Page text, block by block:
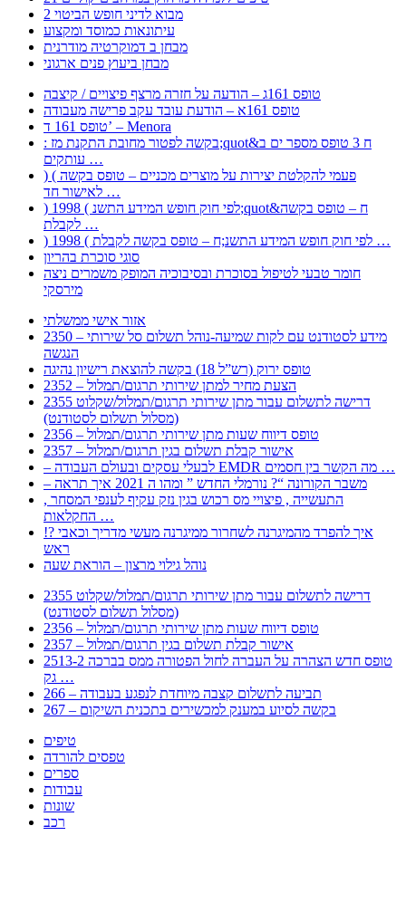
מבוא לדיני חופש הביטוי 2
עיתונאות כמוסד ומקצוע
מבחן ב דמוקרטיה מודרנית
מבחן ביעוץ פנים ארגוני
טופס 161ג – הודעה על חזרה מרצף פיצויים / קיצבה
טופס 161א – הודעת עובד עקב פרישה מעבודה
טופס 161 ד’ – Menora
: בקשה לפטור מחובת התקנת מז;quot&ח 3 טופס מספר ים ב
עותקים …
) ( פעמי להקלטת יצירות על מוצרים מכניים – טופס בקשה
לאישור חד …
) 1998 ( לפי חוק חופש המידע התשנ;quot&ח – טופס בקשה
לקבלת …
) 1998 ( לפי חוק חופש המידע התשנ;ח – טופס בקשה לקבלת …
סוגי סוכרת בהריון
חומר טבעי לטיפול בסוכרת ובסיבוכיה המופק משמרים ניצה
מירסקי
אזור אישי ממשלתי
2350 – מידע לסטודנט עם לקות שמיעה-נוהל תשלום סל שירותי
הנגשה
טופס ירוק (רש”ל 18) בקשה להוצאת רישיון נהיגה
2352 – הצעת מחיר למתן שירותי תרגום/תמלול
2355 דרישה לתשלום עבור מתן שירותי תרגום/תמלול/שקלוט
(מסלול תשלום לסטודנט)
2356 – טופס דיווח שעות מתן שירותי תרגום/תמלול
2357 – אישור קבלת תשלום בגין תרגום/תמלול
– לבעלי עסקים ובעולם העבודה EMDR מה הקשר בין חסמים …
– משבר הקורונה “? נורמלי החדש ” ומהו ה 2021 איך תראה
, התעשייה , פיצויי מס רכוש בגין נזק עקיף לענפי המסחר
החקלאות …
!? איך להפרד מהמיגרנה לשחרור ממיגרנה מעשי מדריך וכאבי
ראש
נוהל גילוי מרצון – הוראת שעה
2355 דרישה לתשלום עבור מתן שירותי תרגום/תמלול/שקלוט
(מסלול תשלום לסטודנט)
2356 – טופס דיווח שעות מתן שירותי תרגום/תמלול
2357 – אישור קבלת תשלום בגין תרגום/תמלול
2513-2 טופס חדש הצהרה על העברה לחול הפטורה ממס בברכה
גק …
266 – תביעה לתשלום קצבה מיוחדת לנפגע בעבודה
267 – בקשה לסיוע במענק למכשירים בתכנית השיקום
טיפים
טפסים להורדה
ספרים
עבודות
שונות
רכב